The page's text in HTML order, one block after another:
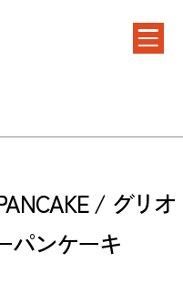
/ グリオ
パンケーキ